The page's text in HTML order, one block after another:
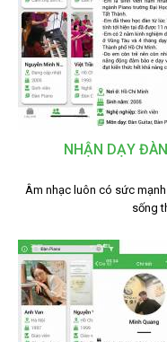
NHẬN DẠY
Âm nhạc luôn có sức
sống